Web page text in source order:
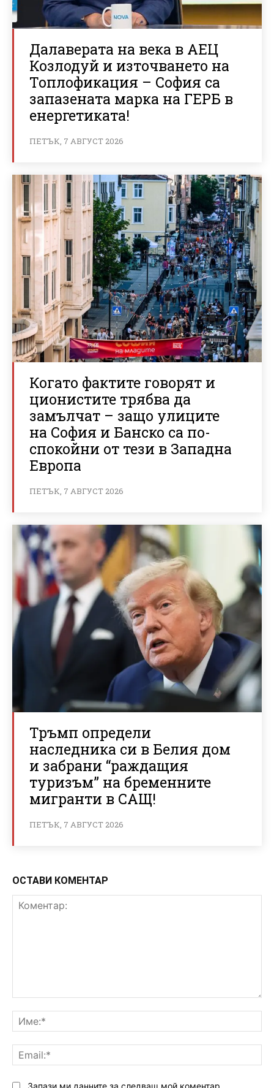
Далаверата на века в АЕЦ
Козлодуй и източването на
Топлофикация – София са
запазената марка на ГЕРБ в
енергетиката!
ПЕТЪК, 7 АВГУСТ 2026
Когато фактите говорят и
ционистите трябва да
замълчат – защо улиците
на София и Банско са по-
спокойни от тези в Западна
Европа
ПЕТЪК, 7 АВГУСТ 2026
Тръмп определи
наследника си в Белия дом
и забрани “раждащия
туризъм” на бременните
мигранти в САЩ!
ПЕТЪК, 7 АВГУСТ 2026
ОСТАВИ КОМЕНТАР
Запази ми данните за следващ мой коментар.